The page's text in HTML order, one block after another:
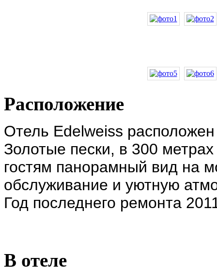
Расположение
Отель Edelweiss
Золотые пески, в 300
гостям панорамный вид на
обслуживание и уютную
Год последнего ремонта
В отеле